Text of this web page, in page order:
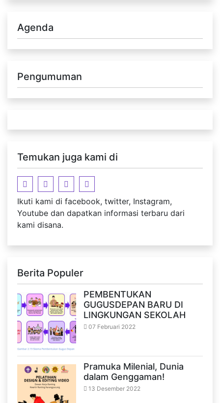
Agenda
Pengumuman
Temukan juga kami di
Ikuti kami di facebook, twitter, Instagram,
Youtube dan dapatkan informasi terbaru dari
kami disana.
Berita Populer
PEMBENTUKAN
GUGUSDEPAN BARU DI
LINGKUNGAN SEKOLAH
07 Februari 2022
Pramuka Milenial, Dunia
dalam Genggaman!
13 Desember 2022